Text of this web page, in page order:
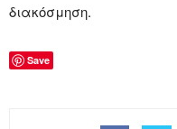
διακόσμηση.
Save